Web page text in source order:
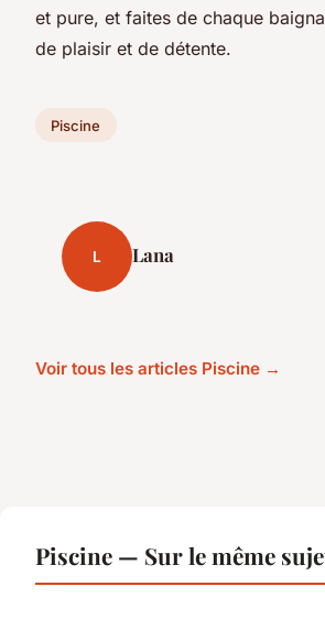
et pure, et faites de chaque
de plaisir et de détente.
Piscine
L Lana
Voir tous les articles Piscine →
Piscine — Sur le même